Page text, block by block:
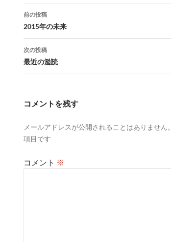
投
稿
ナ
ビ
ゲ
ョ
前の投稿
2015年の未来
次の投稿
最近の濫読
コメントを残す
メールアドレスが公開されることはありません。
項目です
コメント ※